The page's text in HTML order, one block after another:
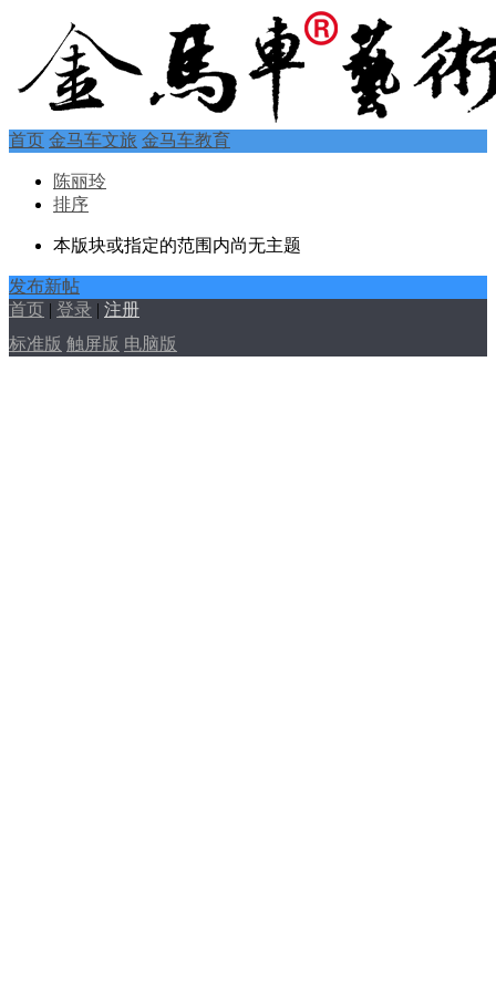
首页 金马车文旅 金马车教育
陈丽玲
排序
本版块或指定的范围内尚无主题
发布新帖
首页 | 登录 | 注册
标准版 触屏版 电脑版